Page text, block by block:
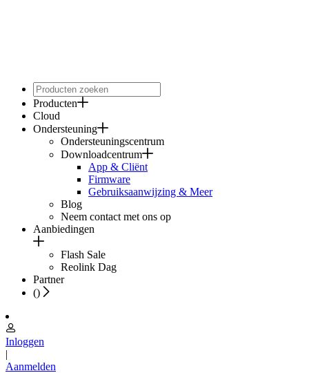
Producten
Cloud
Ondersteuning
Ondersteuningscentrum
Downloadcentrum
App & Cliënt
Firmware
Gebruiksaanwijzing & Meer
Blog
Neem contact met ons op
Aanbiedingen
Flash Sale
Reolink Dag
Partner
()
Inloggen
|
Aanmelden